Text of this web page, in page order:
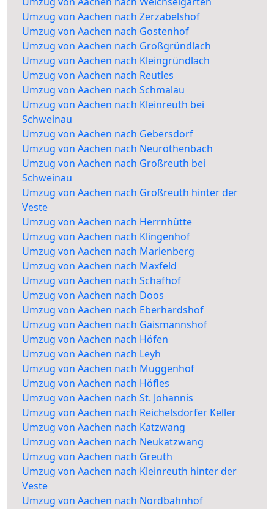
Umzug von Aachen nach Zerzabelshof
Umzug von Aachen nach Gostenhof
Umzug von Aachen nach Großgründlach
Umzug von Aachen nach Kleingründlach
Umzug von Aachen nach Reutles
Umzug von Aachen nach Schmalau
Umzug von Aachen nach Kleinreuth bei
Schweinau
Umzug von Aachen nach Gebersdorf
Umzug von Aachen nach Neuröthenbach
Umzug von Aachen nach Großreuth bei
Schweinau
Umzug von Aachen nach Großreuth hinter der
Veste
Umzug von Aachen nach Herrnhütte
Umzug von Aachen nach Klingenhof
Umzug von Aachen nach Marienberg
Umzug von Aachen nach Maxfeld
Umzug von Aachen nach Schafhof
Umzug von Aachen nach Doos
Umzug von Aachen nach Eberhardshof
Umzug von Aachen nach Gaismannshof
Umzug von Aachen nach Höfen
Umzug von Aachen nach Leyh
Umzug von Aachen nach Muggenhof
Umzug von Aachen nach Höfles
Umzug von Aachen nach St. Johannis
Umzug von Aachen nach Reichelsdorfer Keller
Umzug von Aachen nach Katzwang
Umzug von Aachen nach Neukatzwang
Umzug von Aachen nach Greuth
Umzug von Aachen nach Kleinreuth hinter der
Veste
Umzug von Aachen nach Nordbahnhof